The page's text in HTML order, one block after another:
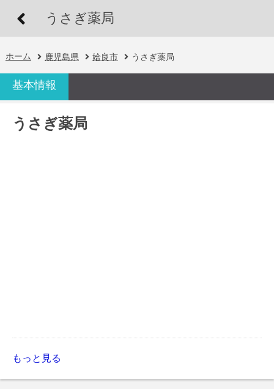
うさぎ薬局
ホーム 鹿児島県 姶良市 うさぎ薬局
基本情報
うさぎ薬局
もっと見る